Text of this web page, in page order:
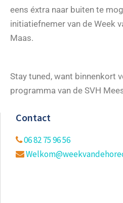
eens éxtra naar buiten te
initiatiefnemer van de Week
Maas.
Stay tuned, want binnenkort
programma van de SVH
Contact
06 82 75 96 56